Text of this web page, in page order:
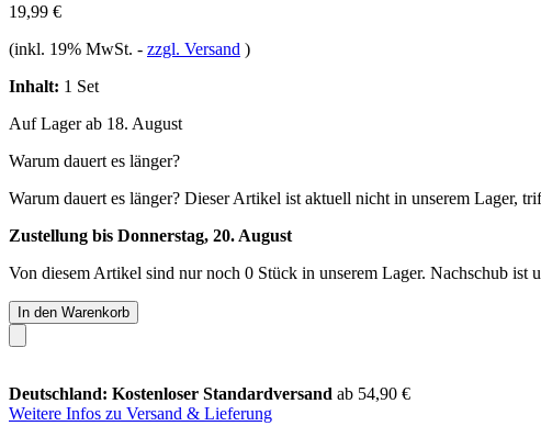
19,99 €
(inkl. 19% MwSt. - zzgl. Versand )
Inhalt: 1 Set
Auf Lager ab 18. August
Warum dauert es länger?
Warum dauert es länger? Dieser Artikel ist aktuell nicht in unserem Lager,
Zustellung bis Donnerstag, 20. August
Von diesem Artikel sind nur noch 0 Stück in unserem Lager. Nachschub ist
In den Warenkorb
Deutschland: Kostenloser Standardversand ab 54,90 €
Weitere Infos zu Versand & Lieferung